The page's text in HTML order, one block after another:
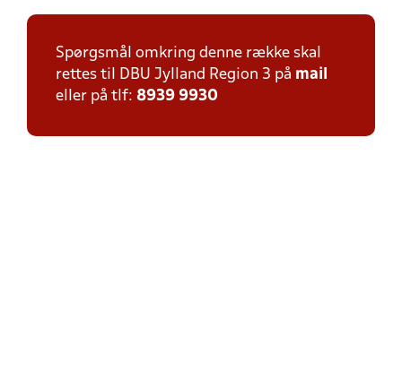
Spørgsmål omkring denne række skal
rettes til DBU Jylland Region 3 på mail
eller på tlf: 8939 9930